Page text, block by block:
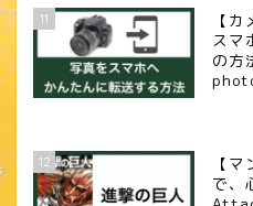
11
【
スマ
の
12
【
で、